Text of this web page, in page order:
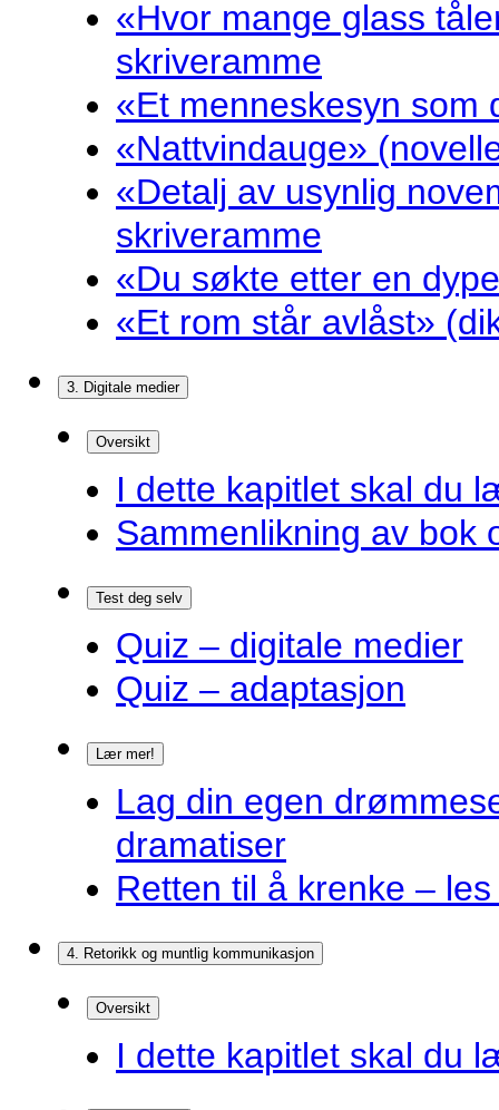
«Hvor mange glass
skriveramme
«Et menneskesyn som
«Nattvindauge»
«Detalj av usynlig
skriveramme
«Du søkte etter en
«Et rom står avlåst»
3. Digitale medier
Oversikt
I dette kapitlet skal du
Sammenlikning av bok
Test deg selv
Quiz – digitale medier
Quiz – adaptasjon
Lær mer!
Lag din egen
dramatiser
Retten til å krenke –
4. Retorikk og muntlig kommunikasjon
Oversikt
I dette kapitlet skal du